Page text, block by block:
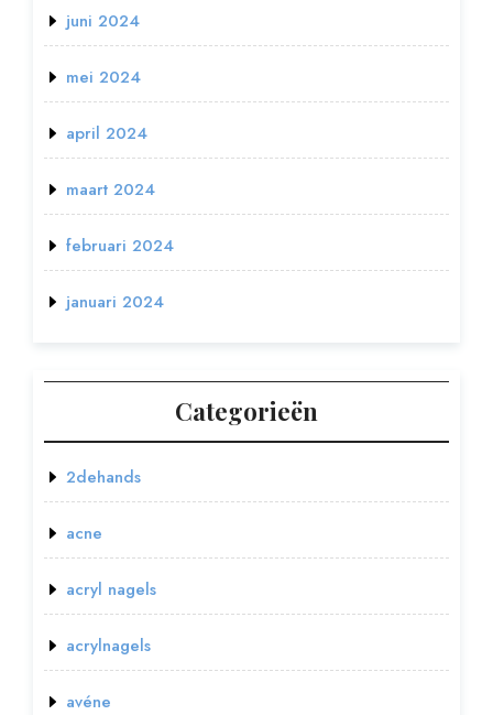
juni 2024
mei 2024
april 2024
maart 2024
februari 2024
januari 2024
Categorieën
2dehands
acne
acryl nagels
acrylnagels
avéne